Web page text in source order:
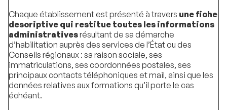
Chaque établissement est présenté à travers une fiche
descriptive qui restitue toutes les informations
administrativesrésultant de sa démarche
d’habilitation auprès des services de l’État ou des
Conseils régionaux : sa raison sociale, ses
immatriculations, ses coordonnées postales, ses
principaux contacts téléphoniques et mail, ainsi que les
données relatives aux formations qu’il porte le cas
échéant.